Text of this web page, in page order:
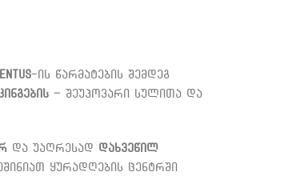
-ის წარმატების შემდეგ
– შეუპოვარი სულითა და
და უაღრესად დახვეწილ
ყურადღების ცენტრში